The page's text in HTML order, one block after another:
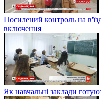
Посилений контроль на
включення
Як навчальні заклади